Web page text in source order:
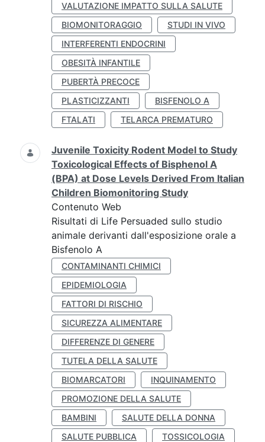
VALUTAZIONE IMPATTO SULLA SALUTE
BIOMONITORAGGIO
STUDI IN VIVO
INTERFERENTI ENDOCRINI
OBESITÀ INFANTILE
PUBERTÀ PRECOCE
PLASTICIZZANTI
BISFENOLO A
FTALATI
TELARCA PREMATURO
Juvenile Toxicity Rodent Model to Study
Toxicological Effects of Bisphenol A
(BPA) at Dose Levels Derived From Italian
Children Biomonitoring Study
Contenuto Web
Risultati di Life Persuaded sullo studio
animale derivanti dall'esposizione orale a
Bisfenolo A
CONTAMINANTI CHIMICI
EPIDEMIOLOGIA
FATTORI DI RISCHIO
SICUREZZA ALIMENTARE
DIFFERENZE DI GENERE
TUTELA DELLA SALUTE
BIOMARCATORI
INQUINAMENTO
PROMOZIONE DELLA SALUTE
BAMBINI
SALUTE DELLA DONNA
SALUTE PUBBLICA
TOSSICOLOGIA